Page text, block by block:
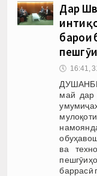
Дар
барои
🕔 16:41,
май дар
ва
баррасӣ